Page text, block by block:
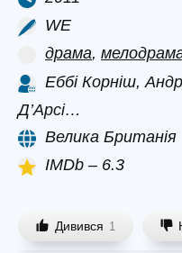
WE
драма,
Еббі Корніш,
Д’Арсі…
Велика Британія
IMDb – 6.3
Дивився 1